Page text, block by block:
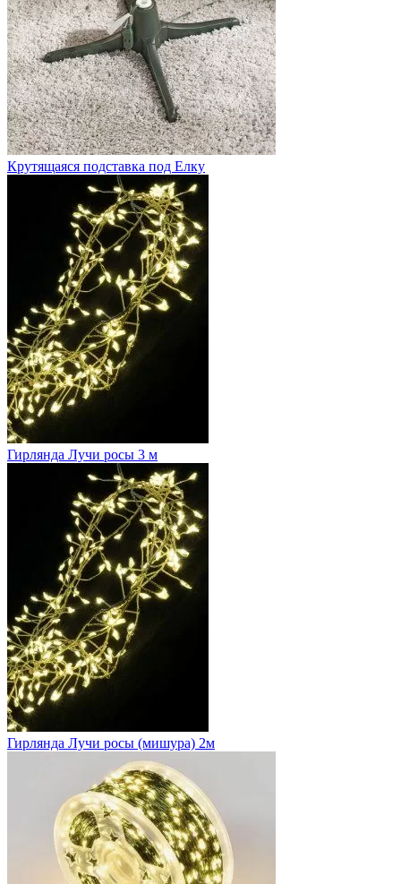
Крутящаяся подставка под Елку
Гирлянда Лучи росы 3 м
Гирлянда Лучи росы (мишура) 2м